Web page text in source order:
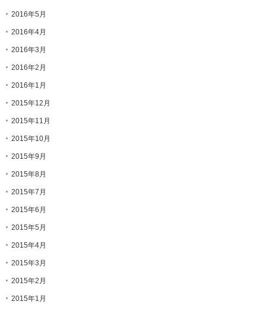
2016年5月
2016年4月
2016年3月
2016年2月
2016年1月
2015年12月
2015年11月
2015年10月
2015年9月
2015年8月
2015年7月
2015年6月
2015年5月
2015年4月
2015年3月
2015年2月
2015年1月